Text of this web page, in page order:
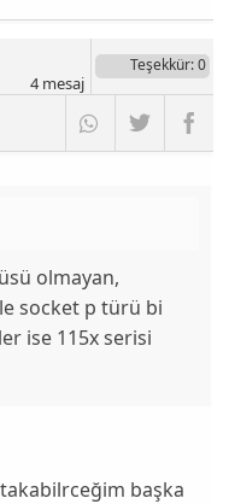
Teşekkür: 0
4mesaj
olmayan,
socket p türü bi
ise 115x serisi
başka